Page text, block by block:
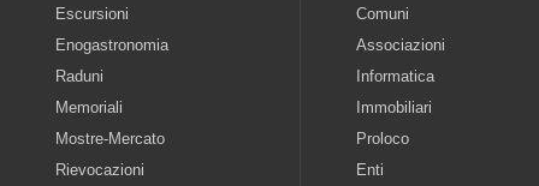
Escursioni
Enogastronomia
Raduni
Memoriali
Mostre-Mercato
Rievocazioni
Comuni
Associazioni
Informatica
Immobiliari
Proloco
Enti